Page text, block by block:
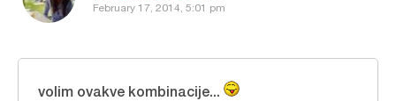
February 17, 2014, 5:01 pm
volim ovakve kombinacije...